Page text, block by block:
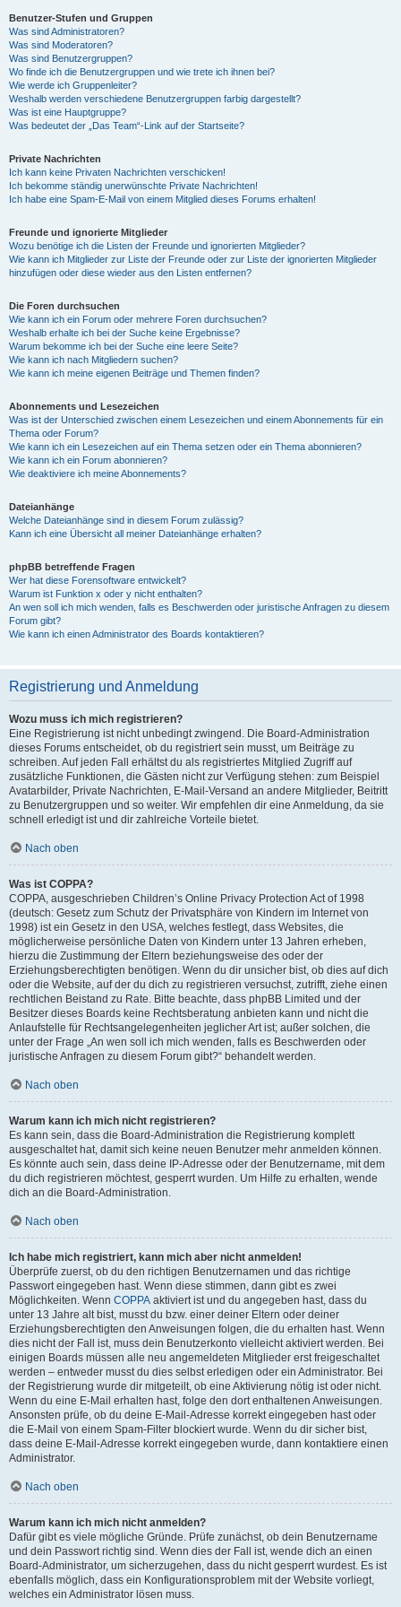
V
d
e
o
Benutzer-Stufen und Gruppen
Was sind Administratoren?
Was sind Moderatoren?
Was sind Benutzergruppen?
Wo finde ich die Benutzergruppen und wie trete ich ihnen bei?
Wie werde ich Gruppenleiter?
Weshalb werden verschiedene Benutzergruppen farbig dargestellt?
Was ist eine Hauptgruppe?
Was bedeutet der „Das Team“-Link auf der Startseite?
Private Nachrichten
Ich kann keine Privaten Nachrichten verschicken!
Ich bekomme ständig unerwünschte Private Nachrichten!
Ich habe eine Spam-E-Mail von einem Mitglied dieses Forums erhalten!
Freunde und ignorierte Mitglieder
Wozu benötige ich die Listen der Freunde und ignorierten Mitglieder?
Wie kann ich Mitglieder zur Liste der Freunde oder zur Liste der ignorierten Mitglieder
hinzufügen oder diese wieder aus den Listen entfernen?
Die Foren durchsuchen
Wie kann ich ein Forum oder mehrere Foren durchsuchen?
Weshalb erhalte ich bei der Suche keine Ergebnisse?
Warum bekomme ich bei der Suche eine leere Seite?
Wie kann ich nach Mitgliedern suchen?
Wie kann ich meine eigenen Beiträge und Themen finden?
Abonnements und Lesezeichen
Was ist der Unterschied zwischen einem Lesezeichen und einem Abonnements für ein
Thema oder Forum?
Wie kann ich ein Lesezeichen auf ein Thema setzen oder ein Thema abonnieren?
Wie kann ich ein Forum abonnieren?
Wie deaktiviere ich meine Abonnements?
Dateianhänge
Welche Dateianhänge sind in diesem Forum zulässig?
Kann ich eine Übersicht all meiner Dateianhänge erhalten?
phpBB betreffende Fragen
Wer hat diese Forensoftware entwickelt?
Warum ist Funktion x oder y nicht enthalten?
An wen soll ich mich wenden, falls es Beschwerden oder juristische Anfragen zu diesem
Forum gibt?
Wie kann ich einen Administrator des Boards kontaktieren?
Registrierung und Anmeldung
Wozu muss ich mich registrieren?
Eine Registrierung ist nicht unbedingt zwingend. Die Board-Administration
dieses Forums entscheidet, ob du registriert sein musst, um Beiträge zu
schreiben. Auf jeden Fall erhältst du als registriertes Mitglied Zugriff auf
zusätzliche Funktionen, die Gästen nicht zur Verfügung stehen: zum Beispiel
Avatarbilder, Private Nachrichten, E-Mail-Versand an andere Mitglieder, Beitritt
zu Benutzergruppen und so weiter. Wir empfehlen dir eine Anmeldung, da sie
schnell erledigt ist und dir zahlreiche Vorteile bietet.
Nach oben
Was ist COPPA?
COPPA, ausgeschrieben Children’s Online Privacy Protection Act of 1998
(deutsch: Gesetz zum Schutz der Privatsphäre von Kindern im Internet von
1998) ist ein Gesetz in den USA, welches festlegt, dass Websites, die
möglicherweise persönliche Daten von Kindern unter 13 Jahren erheben,
hierzu die Zustimmung der Eltern beziehungsweise des oder der
Erziehungsberechtigten benötigen. Wenn du dir unsicher bist, ob dies auf dich
oder die Website, auf der du dich zu registrieren versuchst, zutrifft, ziehe einen
rechtlichen Beistand zu Rate. Bitte beachte, dass phpBB Limited und der
Besitzer dieses Boards keine Rechtsberatung anbieten kann und nicht die
Anlaufstelle für Rechtsangelegenheiten jeglicher Art ist; außer solchen, die
unter der Frage „An wen soll ich mich wenden, falls es Beschwerden oder
juristische Anfragen zu diesem Forum gibt?“ behandelt werden.
Nach oben
Warum kann ich mich nicht registrieren?
Es kann sein, dass die Board-Administration die Registrierung komplett
ausgeschaltet hat, damit sich keine neuen Benutzer mehr anmelden können.
Es könnte auch sein, dass deine IP-Adresse oder der Benutzername, mit dem
du dich registrieren möchtest, gesperrt wurden. Um Hilfe zu erhalten, wende
dich an die Board-Administration.
Nach oben
Ich habe mich registriert, kann mich aber nicht anmelden!
Überprüfe zuerst, ob du den richtigen Benutzernamen und das richtige
Passwort eingegeben hast. Wenn diese stimmen, dann gibt es zwei
Möglichkeiten. Wenn COPPA aktiviert ist und du angegeben hast, dass du
unter 13 Jahre alt bist, musst du bzw. einer deiner Eltern oder deiner
Erziehungsberechtigten den Anweisungen folgen, die du erhalten hast. Wenn
dies nicht der Fall ist, muss dein Benutzerkonto vielleicht aktiviert werden. Bei
einigen Boards müssen alle neu angemeldeten Mitglieder erst freigeschaltet
werden – entweder musst du dies selbst erledigen oder ein Administrator. Bei
der Registrierung wurde dir mitgeteilt, ob eine Aktivierung nötig ist oder nicht.
Wenn du eine E-Mail erhalten hast, folge den dort enthaltenen Anweisungen.
Ansonsten prüfe, ob du deine E-Mail-Adresse korrekt eingegeben hast oder
die E-Mail von einem Spam-Filter blockiert wurde. Wenn du dir sicher bist,
dass deine E-Mail-Adresse korrekt eingegeben wurde, dann kontaktiere einen
Administrator.
Nach oben
Warum kann ich mich nicht anmelden?
Dafür gibt es viele mögliche Gründe. Prüfe zunächst, ob dein Benutzername
und dein Passwort richtig sind. Wenn dies der Fall ist, wende dich an einen
Board-Administrator, um sicherzugehen, dass du nicht gesperrt wurdest. Es ist
ebenfalls möglich, dass ein Konfigurationsproblem mit der Website vorliegt,
welches ein Administrator lösen muss.